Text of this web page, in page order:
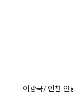
이광국/ 인천 안